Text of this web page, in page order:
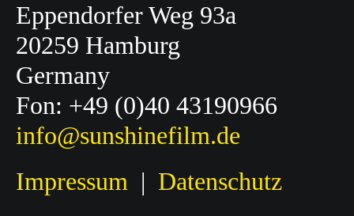
Eppendorfer Weg 93a
20259 Hamburg
Germany
Fon: +49 (0)40 43190966
info@sunshinefilm.de
Impressum | Datenschutz